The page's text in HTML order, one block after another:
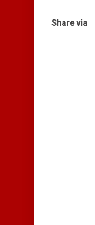
Share via